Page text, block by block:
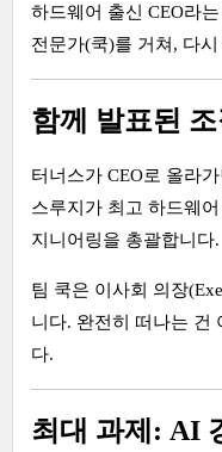
하드웨어 출신 CEO라
전문가(쿡)를 거쳐, 다
함께 발표된
터너스가 CEO로 올라
스루지가 최고 하드웨
지니어링을 총괄합니다.
팀 쿡은 이사회 의장
니다. 완전히 떠나는 건
다.
최대 과제: AI